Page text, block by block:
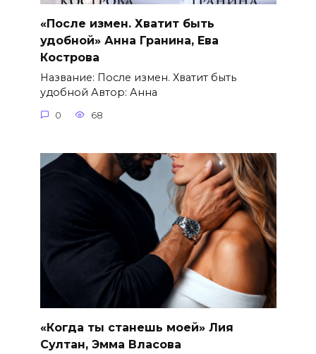
«После измен. Хватит быть
удобной» Анна Гранина, Ева
Кострова
Название: После измен. Хватит быть
удобной Автор: Анна
0 68
«Когда ты станешь моей» Лия
Султан, Эмма Власова